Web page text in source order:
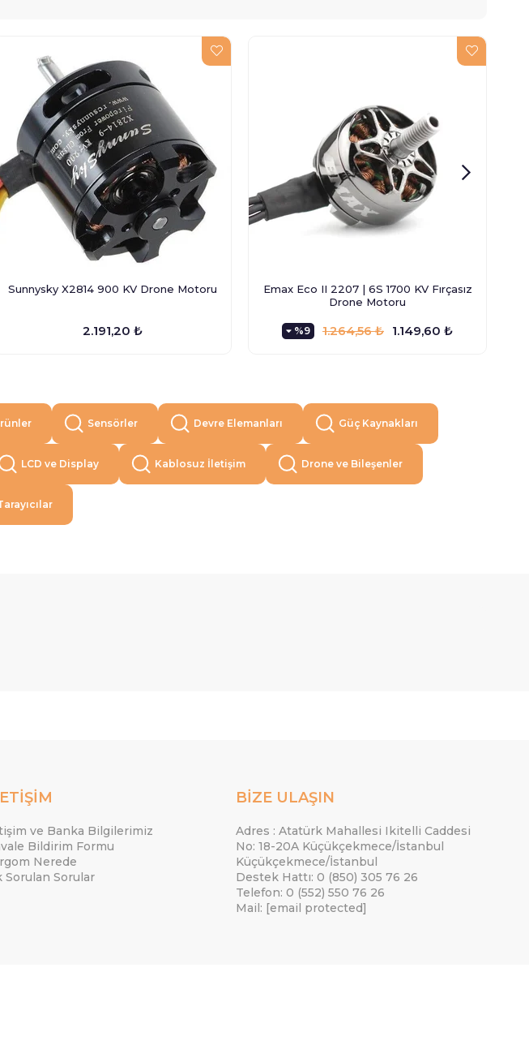
Sunnysky X2814 900 KV Drone Motoru
2.191,20 ₺
Emax Eco II 2207 | 6S 1700 KV Fırçasız
Drone Motoru
%9 1.149,60 ₺
1.264,56 ₺
Sensörler Devre Elemanları Güç Kaynakları
LCD ve Display Kablosuz İletişim Drone ve Bileşenler
ve Banka Bilgilerimiz
Bildirim Formu
Nerede
Sorulan Sorular
BİZE ULAŞIN
Adres : Atatürk Mahallesi Ikitelli Caddesi
No: 18-20A Küçükçekmece/İstanbul
Küçükçekmece/İstanbul
Destek Hattı: 0 (850) 305 76 26
Telefon: 0 (552) 550 76 26
Mail: [email protected]